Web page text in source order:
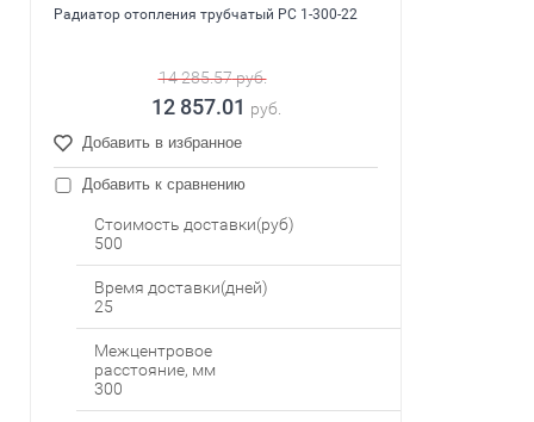
Радиатор отопления трубчатый PC 1-300-22
14 285.57руб.
12 857.01 руб.
Добавить в избранное
Добавить к сравнению
Стоимость доставки(руб)
500
Время доставки(дней)
25
Межцентровое
расстояние, мм
300